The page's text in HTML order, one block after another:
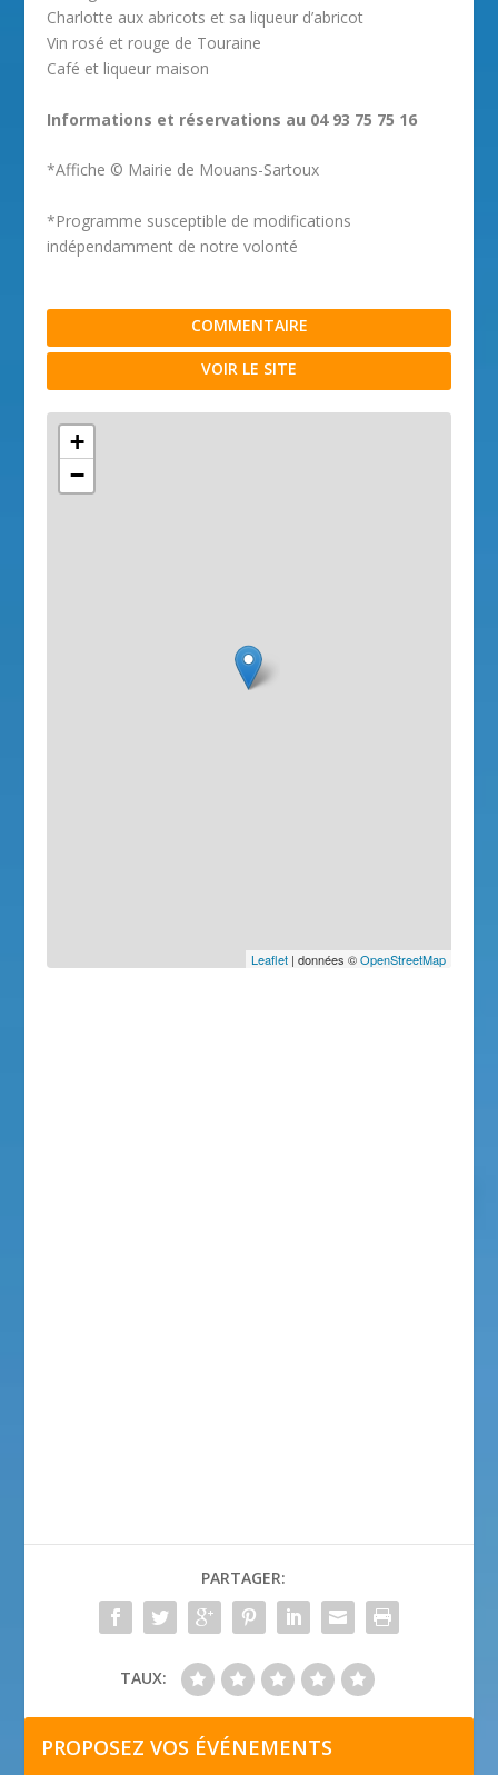
Charlotte aux abricots et sa liqueur d’abricot
Vin rosé et rouge de Touraine
Café et liqueur maison
Informations et réservations au 04 93 75 75 16
*Affiche © Mairie de Mouans-Sartoux
*Programme susceptible de modifications
indépendamment de notre volonté
COMMENTAIRE
VOIR LE SITE
+
−
Leaflet| données ©OpenStreetMap
PARTAGER:
TAUX:
PROPOSEZ VOS ÉVÉNEMENTS